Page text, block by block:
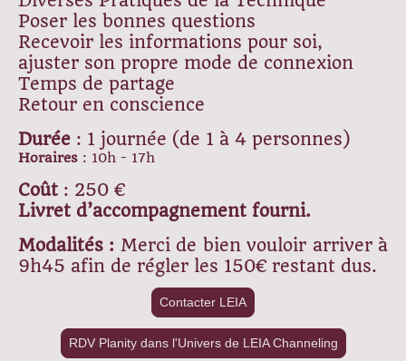
Poser les bonnes questions
Recevoir les informations pour soi,
ajuster son propre mode de connexion
Temps de partage
Retour en conscience
Durée : 1 journée (de 1 à 4 personnes)
Horaires : 10h - 17h
Coût : 250 €
Livret d’accompagnement fourni.
Modalités : Merci de bien vouloir arriver à
9h45 afin de régler les 150€ restant dus.
Contacter LEIA
RDV Planity dans l'Univers de LEIA Channeling